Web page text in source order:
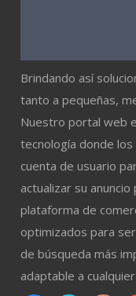
Brindando así
tanto a pequeñas,
Nuestro portal web
tecnología donde los
cuenta de usuario
actualizar su
plataforma de
optimizados para
de búsqueda más
adaptable a